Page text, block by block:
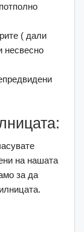
( дали
несвесно
на нашата
за да